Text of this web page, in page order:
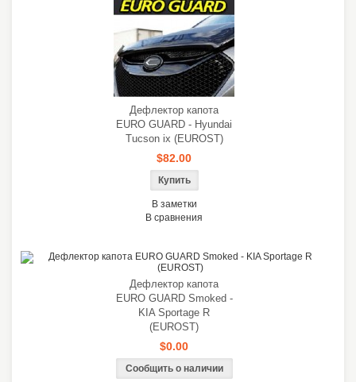
Дефлектор капота
EURO GUARD - Hyundai
Tucson ix (EUROST)
$82.00
В заметки
В сравнения
Дефлектор капота
EURO GUARD Smoked -
KIA Sportage R
(EUROST)
$0.00
Сообщить о наличии